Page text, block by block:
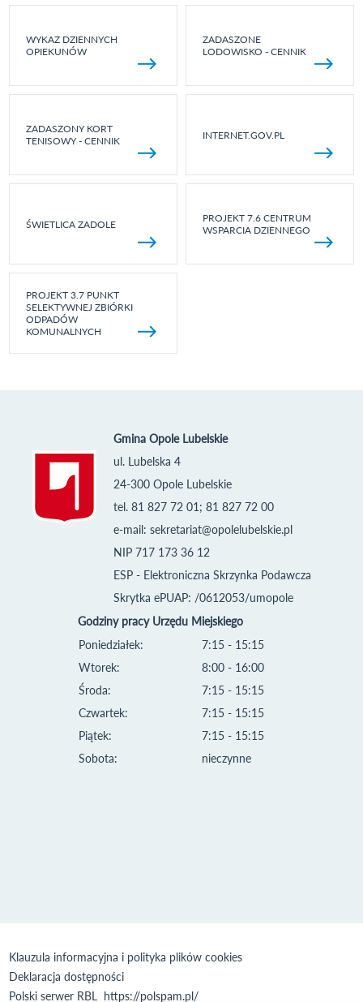
WYKAZ DZIENNYCH
OPIEKUNÓW
ZADASZONE
LODOWISKO - CENNIK
ZADASZONY KORT
TENISOWY - CENNIK
INTERNET.GOV.PL
ŚWIETLICA ZADOLE
PROJEKT 7.6 CENTRUM
WSPARCIA DZIENNEGO
PROJEKT 3.7 PUNKT
SELEKTYWNEJ ZBIÓRKI
ODPADÓW
KOMUNALNYCH
Gmina Opole Lubelskie
ul. Lubelska 4
24-300 Opole Lubelskie
tel. 81 827 72 01; 81 827 72 00
e-mail: sekretariat@opolelubelskie.pl
NIP 717 173 36 12
ESP - Elektroniczna Skrzynka Podawcza
Skrytka ePUAP: /0612053/umopole
Godziny pracy Urzędu Miejskiego
Poniedziałek:
Wtorek:
Środa:
Czwartek:
Piątek:
Sobota:
7:15 - 15:15
8:00 - 16:00
7:15 - 15:15
7:15 - 15:15
7:15 - 15:15
nieczynne
Klauzula informacyjna i polityka plików cookies
Deklaracja dostępności
Polski serwer RBL https://polspam.pl/